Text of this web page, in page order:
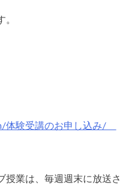
。
体験受講のお申し込み/
授業は、毎週週末に放送さ